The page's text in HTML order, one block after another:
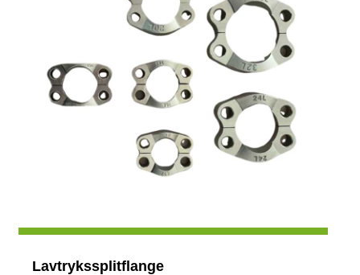
Lavtrykssplitflange